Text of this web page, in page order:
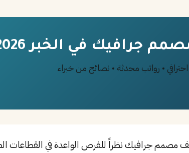
جرافيك في الخبر 2026
• رواتب محدثة • نصائح من خبراء
مصمم جرافيك نظراً للفرص الواعدة في القطاعات